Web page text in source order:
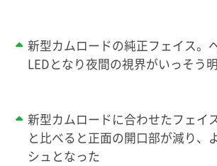
新型カムロードの純正フェイス。
LEDとなり夜間の視界がいっそう
新型カムロードに合わせたフェイ
と比べると正面の開口部が減り、
シュとなった